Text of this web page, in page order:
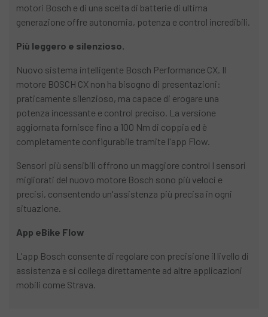
motori Bosch e di una scelta di batterie di ultima
generazione offre autonomia, potenza e control incredibili.
Più leggero e silenzioso.
Nuovo sistema intelligente Bosch Performance CX. Il
motore BOSCH CX non ha bisogno di presentazioni:
praticamente silenzioso, ma capace di erogare una
potenza incessante e control preciso. La versione
aggiornata fornisce fino a 100 Nm di coppia ed è
completamente configurabile tramite l'app Flow.
Sensori più sensibili offrono un maggiore control I sensori
migliorati del nuovo motore Bosch sono più veloci e
precisi, consentendo un'assistenza più precisa in ogni
situazione.
App eBike Flow
L'app Bosch consente di regolare con precisione il livello di
assistenza e si collega direttamente ad altre applicazioni
mobili come Strava.